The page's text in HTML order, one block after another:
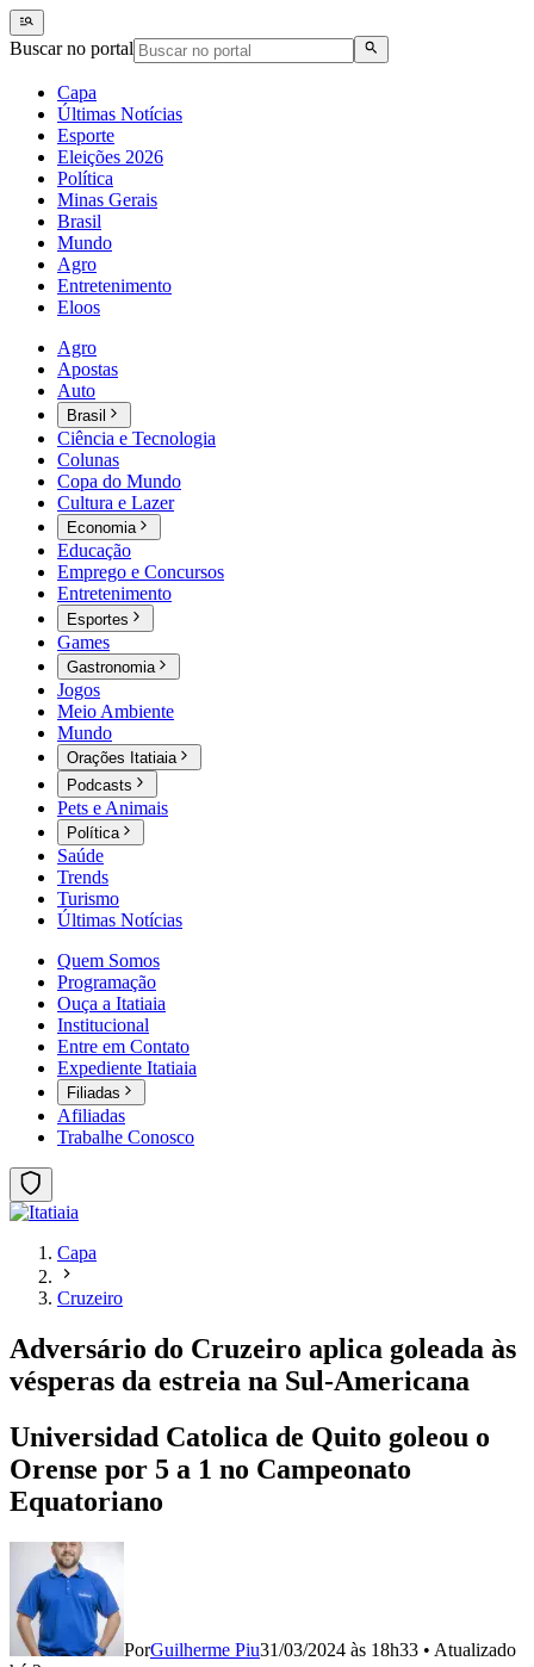
Buscar no portal
Capa
Últimas Notícias
Esporte
Eleições 2026
Política
Minas Gerais
Brasil
Mundo
Agro
Entretenimento
Eloos
Agro
Apostas
Auto
Brasil
Ciência e Tecnologia
Colunas
Copa do Mundo
Cultura e Lazer
Economia
Educação
Emprego e Concursos
Entretenimento
Esportes
Games
Gastronomia
Jogos
Meio Ambiente
Mundo
Orações Itatiaia
Podcasts
Pets e Animais
Política
Saúde
Trends
Turismo
Últimas Notícias
Quem Somos
Programação
Ouça a Itatiaia
Institucional
Entre em Contato
Expediente Itatiaia
Filiadas
Afiliadas
Trabalhe Conosco
Capa
Cruzeiro
Adversário do Cruzeiro aplica goleada às
vésperas da estreia na Sul-Americana
Universidad Catolica de Quito goleou o
Orense por 5 a 1 no Campeonato
Equatoriano
PorGuilherme Piu31/03/2024 às 18h33 • Atualizado